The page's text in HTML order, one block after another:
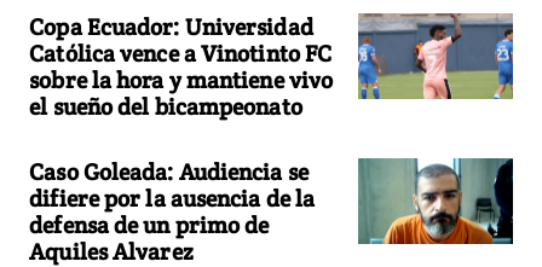
Copa Ecuador: Universidad
Católica vence a Vinotinto FC
sobre la hora y mantiene vivo
el sueño del bicampeonato
Caso Goleada: Audiencia se
difiere por la ausencia de la
defensa de un primo de
Aquiles Alvarez